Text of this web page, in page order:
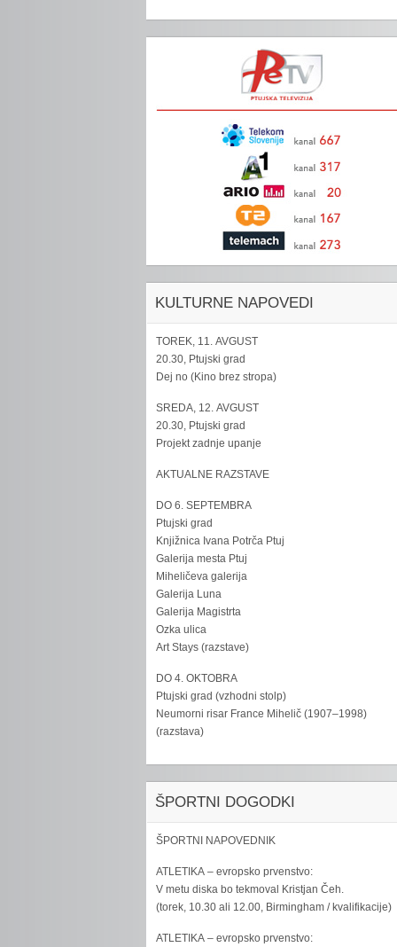
KULTURNE NAPOVEDI
TOREK, 11. AVGUST
20.30, Ptujski grad
Dej no (Kino brez stropa)
SREDA, 12. AVGUST
20.30, Ptujski grad
Projekt zadnje upanje
AKTUALNE RAZSTAVE
DO 6. SEPTEMBRA
Ptujski grad
Knjižnica Ivana Potrča Ptuj
Galerija mesta Ptuj
Miheličeva galerija
Galerija Luna
Galerija Magistrta
Ozka ulica
Art Stays (razstave)
DO 4. OKTOBRA
Ptujski grad (vzhodni stolp)
Neumorni risar France Mihelič (1907–1998)
(razstava)
ŠPORTNI DOGODKI
ŠPORTNI NAPOVEDNIK
ATLETIKA – evropsko prvenstvo:
V metu diska bo tekmoval Kristjan Čeh.
(torek, 10.30 ali 12.00, Birmingham / kvalifikacije)
ATLETIKA – evropsko prvenstvo: